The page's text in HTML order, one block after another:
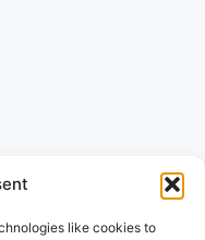
like cookies to